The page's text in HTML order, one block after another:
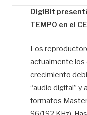
DigiBit
TEMPO en el
Los
actualmente los
crecimiento
“audio digital” y
formatos